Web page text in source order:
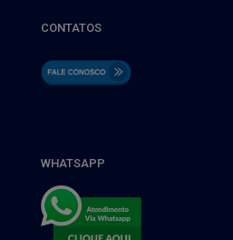
CONTATOS
WHATSAPP